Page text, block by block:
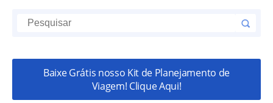
Baixe Grátis nosso Kit de Planejamento de
Viagem! Clique Aqui!